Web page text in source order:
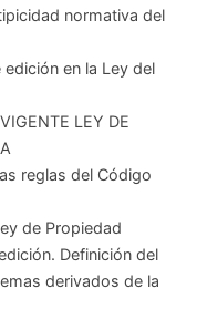
normativa del
en la Ley del
LEY DE
reglas del Código
de Propiedad
Definición del
derivados de la